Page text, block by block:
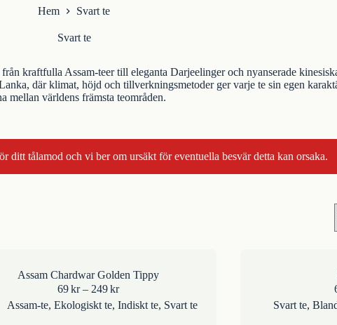
Hem Svart te
Svart te
kraftfulla Assam-teer till eleganta Darjeelinger och nyanserade
där klimat, höjd och tillverkningsmetoder ger varje te sin egen
mellan världens främsta teområden.
ditt tålamod och vi ber om ursäkt för eventuella besvär detta kan orsaka.
Assam Chardwar Golden Tippy
69 kr – 249krPrisintervall:
69kr
Assam-te, Ekologiskt te, Indiskt te, Svart te Svart te,